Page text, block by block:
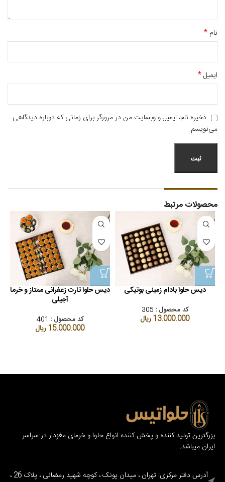
نام *
ایمیل*
ذخیره نام، ایمیل و وبسایت من در مرورگر برای زمانی که دوباره دیدگاهی
می‌نویسم.
محصولات مرتبط
دیس حلوا بادام زمینی بوتیکی
کد محصول : 305
13.000.000ریال
دیس حلوا تارت زعفرانی ممتاز و خرما
آجیلی
کد محصول : 401
15.000.000ریال
بزرگترین تولید کننده و پخش کننده انواع حلوا و خرمای مغزدار در سراسر
ایران میباشد.
آدرس دفتر مرکزی: تهران ، میدان پونک ، کوچه شهید رمضانی ، پلاک 26 ،